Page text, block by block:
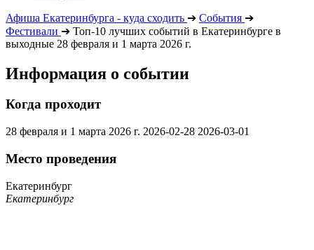
Афиша Екатеринбурга - куда сходить ➔ События ➔
Фестивали ➔ Топ-10 лучших событий в Екатеринбурге в
выходные 28 февраля и 1 марта 2026 г.
Информация о событии
Когда проходит
28 февраля и 1 марта 2026 г. 2026-02-28 2026-03-01
Место проведения
Екатеринбург
Екатеринбург